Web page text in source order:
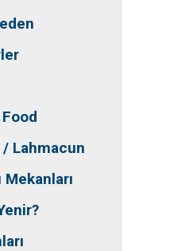
Halk
/ Lahmacun
Mekanları